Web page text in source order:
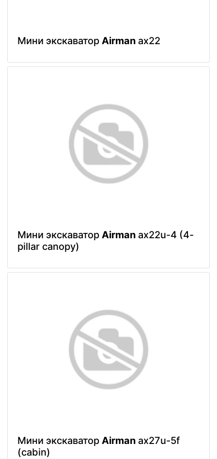
Мини экскаватор Airman ax22
Мини экскаватор Airman ax22u-4 (4-
pillar canopy)
Мини экскаватор Airman ax27u-5f
(cabin)